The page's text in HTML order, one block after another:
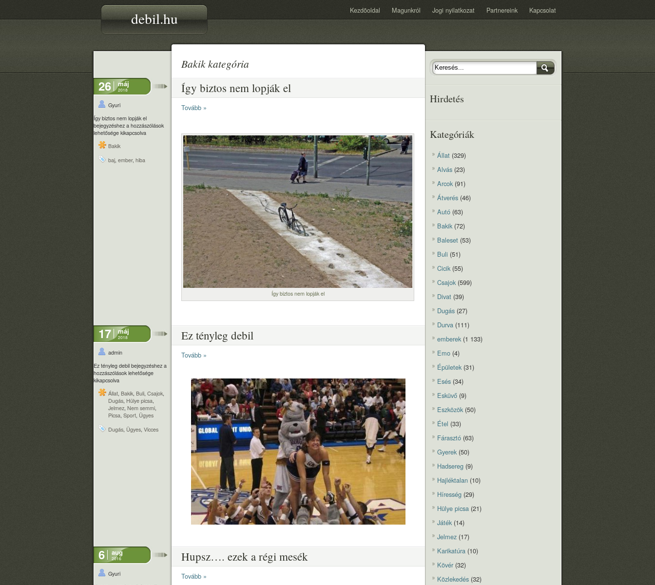
debil.hu Kezdõoldal Magunkról Jogi nyilatkozat Partnereink Kapcsolat
Bakik kategória
26 máj
2018
Gyuri
Így biztos nem lopják el
bejegyzéshez a hozzászólások
lehetősége kikapcsolva
Bakik
baj, ember, hiba
Így biztos nem lopják el
Tovább »
Így biztos nem lopják el
17 máj
2018
admin
Ez tényleg debil bejegyzéshez a
hozzászólások lehetősége
kikapcsolva
Állat, Bakik, Buli, Csajok,
Dugás, Hülye picsa,
Jelmez, Nem semmi,
Picsa, Sport, Ügyes
Dugás, Ügyes, Vicces
Ez tényleg debil
Tovább »
6 aug
2016
Gyuri
Hupsz…. ezek a régi mesék
Tovább »
Hirdetés
Kategóriák
Állat (329)
Alvás (23)
Arcok(91)
Átverés (46)
Autó (63)
Bakik(72)
Baleset (53)
Buli (51)
Cicik(55)
Csajok(599)
Divat (39)
Dugás (27)
Durva (111)
emberek(1 133)
Emo (4)
Épületek(31)
Esés (34)
Esküvő (9)
Eszközök(50)
Étel (33)
Fárasztó (63)
Gyerek(50)
Hadsereg (9)
Hajléktalan (10)
Híresség (29)
Hülye picsa (21)
Játék(14)
Jelmez (17)
Karikatúra (10)
Kövér (32)
Közlekedés (32)